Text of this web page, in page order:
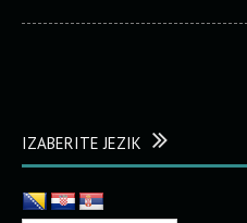
IZABERITE JEZIK